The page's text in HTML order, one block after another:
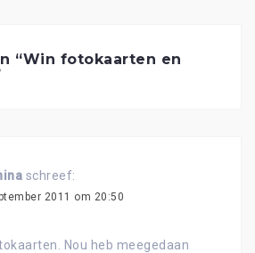
“Win fotokaarten en
schreef:
2011 om 20:50
Nou heb meegedaan